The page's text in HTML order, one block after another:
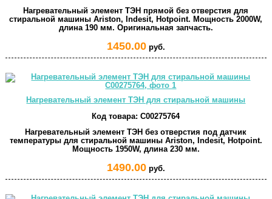
Нагревательный элемент ТЭН прямой без отверстия для
стиральной машины Ariston, Indesit, Hotpoint. Мощность 2000W,
длина 190 мм. Оригинальная запчасть.
1450.00руб.
Нагревательный элемент ТЭН для стиральной машины
Код товара: C00275764
Нагревательный элемент ТЭН без отверстия под датчик
температуры для стиральной машины Ariston, Indesit, Hotpoint.
Мощность 1950W, длина 230 мм.
1490.00руб.